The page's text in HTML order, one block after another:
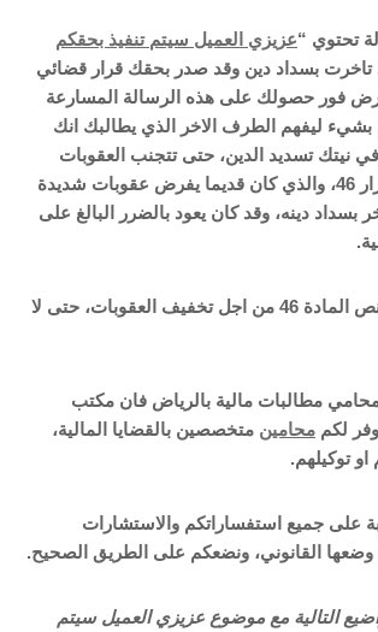
تحتوي “عزيزي العميل سيتم تنفيذ بحقكم
تاخرت بسداد دين وقد صدر بحقك قرار قضائي
فور حصولك على هذه الرسالة المسارعة
بشيء ليفهم الطرف الاخر الذي يطالبك انك
نيتك تسديد الدين، حتى تتجنب العقوبات
الناتجة عن صدور قرار 46، والذي كان قديما يفرض عقوبات شديدة
بسداد دينه، وقد كان يعود بالضرر البالغ على
لذا حدثت تغييرات بنص المادة 46 من اجل تخفيف العقوبات، حتى لا
محامي مطالبات مالية بالرياض فان مكتب
لكم محامين متخصصين بالقضايا المالية،
توكيلهم.
على جميع استفساراتكم والاستشارات
وضعها القانوني، ونضعكم على الطريق الصحيح.
التالية مع موضوع عزيزي العميل سيتم